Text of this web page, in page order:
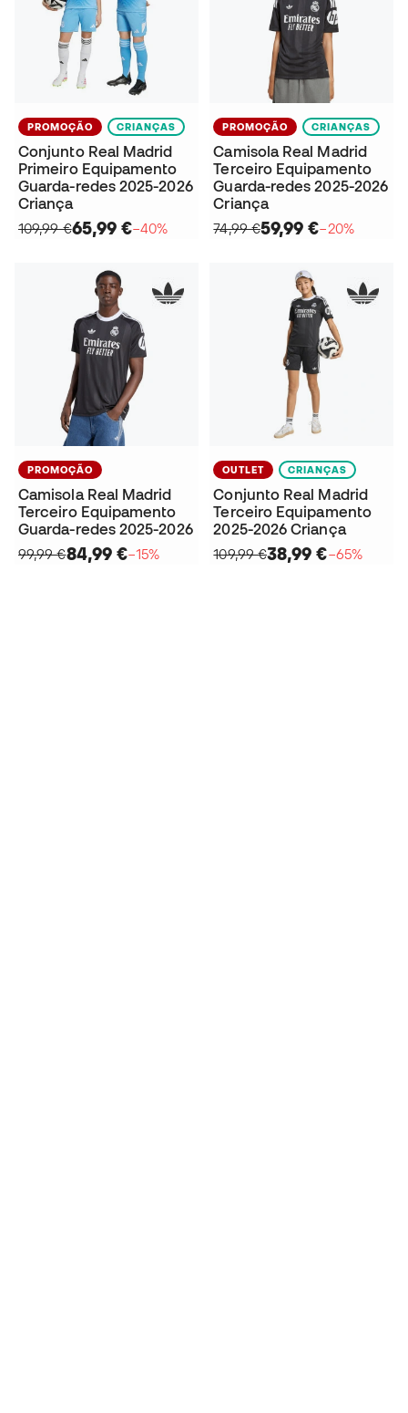
PROMOÇÃO CRIANÇAS
Conjunto Real Madrid
Primeiro Equipamento
Guarda-redes 2025-2026
Criança
109,99 €65,99 €−40%
PROMOÇÃO CRIANÇAS
Camisola Real Madrid
Terceiro Equipamento
Guarda-redes 2025-2026
Criança
74,99 €59,99 €−20%
PROMOÇÃO
Camisola Real Madrid
Terceiro Equipamento
Guarda-redes 2025-2026
99,99 €84,99 €−15%
OUTLET CRIANÇAS
Conjunto Real Madrid
Terceiro Equipamento
2025-2026 Criança
109,99 €38,99 €−65%